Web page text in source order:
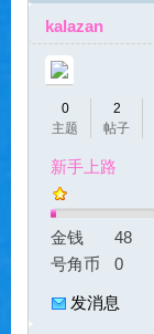
kalazan
0
主题
2
帖子
新手上路
金钱
48
号角币
0
发消息